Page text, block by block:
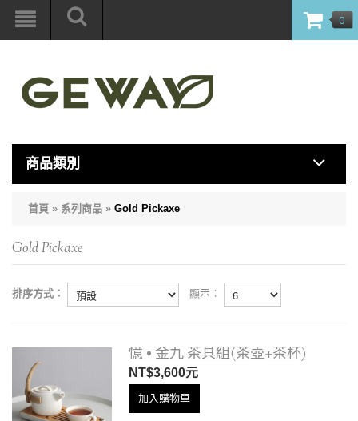
0
商品類別
首頁 » 系列商品 » Gold Pickaxe
Gold Pickaxe
排序方式︰ 顯示︰
憶 • 金九 茶具組(茶壺+茶杯)
NT$3,600元
加入購物車